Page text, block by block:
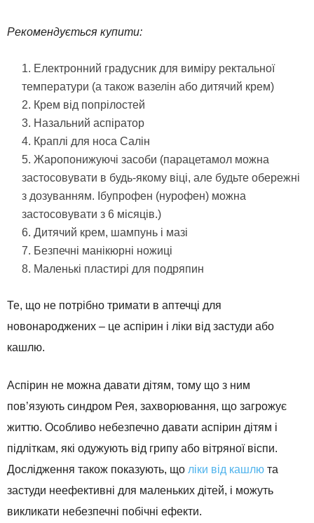
Рекомендується купити:
Електронний градусник для виміру ректальної
температури (а також вазелін або дитячий крем)
Крем від попрілостей
Назальний аспіратор
Краплі для носа Салін
Жаропонижуючі засоби (парацетамол можна
застосовувати в будь-якому віці, але будьте обережні
з дозуванням. Ібупрофен (нурофен) можна
застосовувати з 6 місяців.)
Дитячий крем, шампунь і мазі
Безпечні манікюрні ножиці
Маленькі пластирі для подряпин
Те, що не потрібно тримати в аптечці для
новонароджених – це аспірин і ліки від застуди або
кашлю.
Аспірин не можна давати дітям, тому що з ним
пов’язують синдром Рея, захворювання, що загрожує
життю. Особливо небезпечно давати аспірин дітям і
підліткам, які одужують від грипу або вітряної віспи.
Дослідження також показують, що ліки від кашлю та
застуди неефективні для маленьких дітей, і можуть
викликати небезпечні побічні ефекти.